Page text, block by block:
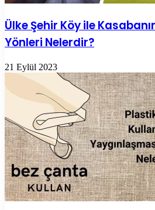
Ülke Şehir Köy ile
Yönleri Nelerdir?
21 Eylül 2023